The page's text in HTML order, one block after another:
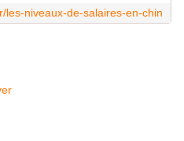
les-niveaux-de-salaires-en-chin